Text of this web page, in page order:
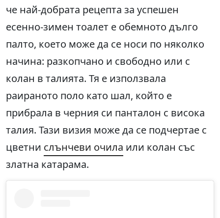
че най-добрата рецепта за успешен
есенно-зимен тоалет е обемното дълго
палто, което може да се носи по няколко
начина: разкопчано и свободно или с
колан в талията. Тя е използвала
раираното поло като шал, който е
прибрала в черния си панталон с висока
талия. Тази визия може да се подчертае с
цветни слънчеви очила или колан със
златна катарама.